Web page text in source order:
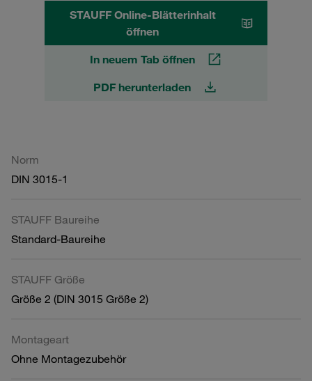
STAUFF Online-Blätterinhalt
öffnen
In neuem Tab öffnen
PDF herunterladen
Norm
DIN 3015-1
STAUFF Baureihe
Standard-Baureihe
STAUFF Größe
Größe 2 (DIN 3015 Größe 2)
Montageart
Ohne Montagezubehör